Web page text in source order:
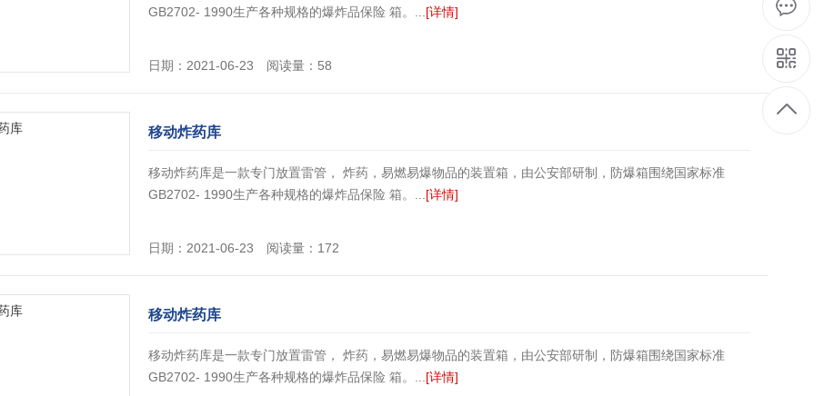
GB2702- 1990生产各种规格的爆炸品保险 箱。... [详情]
日期：2021-06-23 阅读量：58
移动炸药库
移动炸药库是一款专门放置雷管， 炸药，易燃易爆物品的装置箱，由公安部研制，防爆箱围绕国家标准
GB2702- 1990生产各种规格的爆炸品保险 箱。... [详情]
日期：2021-06-23 阅读量：172
移动炸药库
移动炸药库是一款专门放置雷管， 炸药，易燃易爆物品的装置箱，由公安部研制，防爆箱围绕国家标准
GB2702- 1990生产各种规格的爆炸品保险 箱。... [详情]